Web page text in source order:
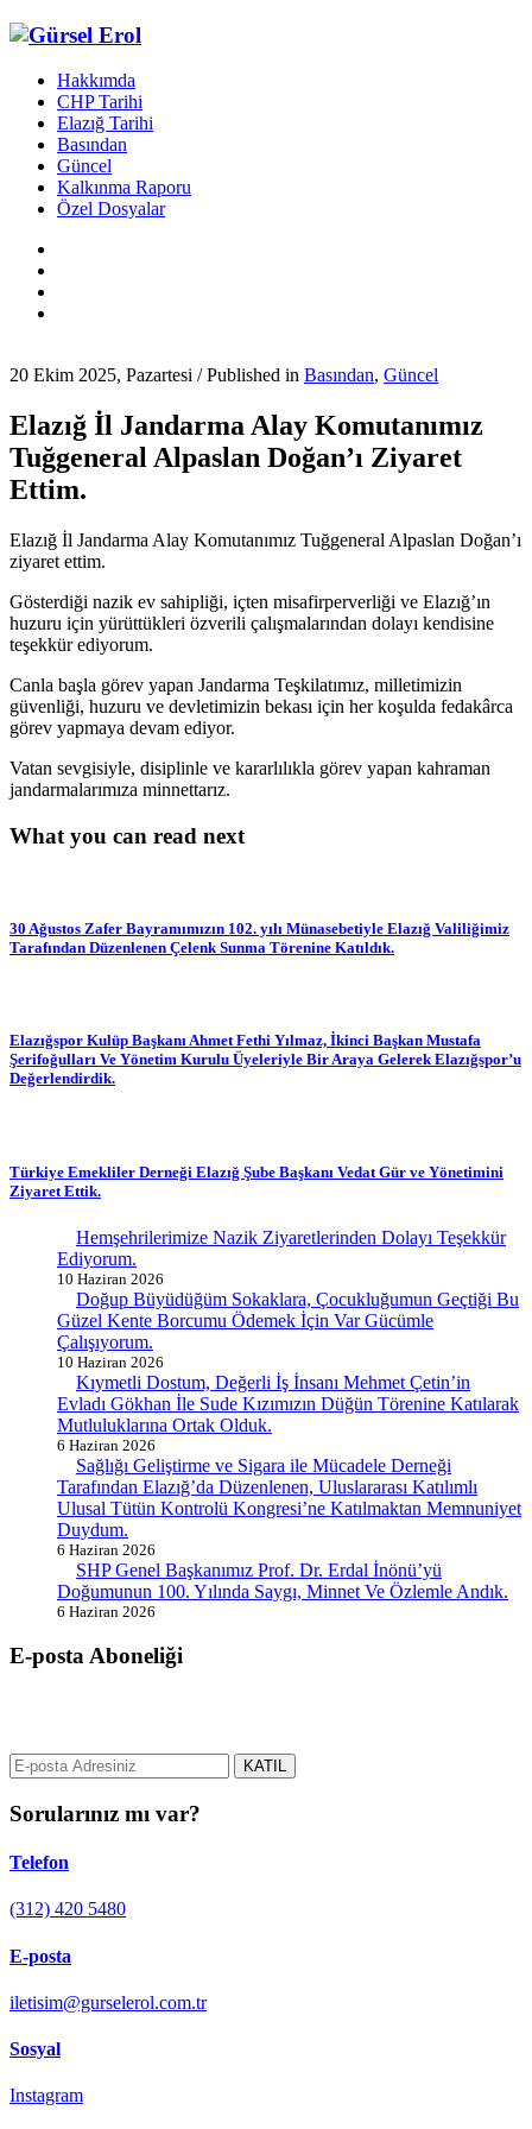
Hakkımda
CHP Tarihi
Elazığ Tarihi
Basından
Güncel
Kalkınma Raporu
Özel Dosyalar
20 Ekim 2025, Pazartesi /Published in Basından, Güncel
Elazığ İl Jandarma Alay Komutanımız
Tuğgeneral Alpaslan Doğan’ı Ziyaret
Ettim.
Elazığ İl Jandarma Alay Komutanımız Tuğgeneral Alpaslan Doğan’ı
ziyaret ettim.
Gösterdiği nazik ev sahipliği, içten misafirperverliği ve Elazığ’ın
huzuru için yürüttükleri özverili çalışmalarından dolayı kendisine
teşekkür ediyorum.
Canla başla görev yapan Jandarma Teşkilatımız, milletimizin
güvenliği, huzuru ve devletimizin bekası için her koşulda fedakârca
görev yapmaya devam ediyor.
Vatan sevgisiyle, disiplinle ve kararlılıkla görev yapan kahraman
jandarmalarımıza minnettarız.
What you can read next
30 Ağustos Zafer Bayramımızın 102. yılı Münasebetiyle Elazığ Valiliğimiz
Tarafından Düzenlenen Çelenk Sunma Törenine Katıldık.
Elazığspor Kulüp Başkanı Ahmet Fethi Yılmaz, İkinci Başkan Mustafa
Şerifoğulları Ve Yönetim Kurulu Üyeleriyle Bir Araya Gelerek Elazığspor’u
Değerlendirdik.
Türkiye Emekliler Derneği Elazığ Şube Başkanı Vedat Gür ve Yönetimini
Ziyaret Ettik.
Hemşehrilerimize Nazik Ziyaretlerinden Dolayı Teşekkür
Ediyorum.
10 Haziran 2026
Doğup Büyüdüğüm Sokaklara, Çocukluğumun Geçtiği Bu
Güzel Kente Borcumu Ödemek İçin Var Gücümle
Çalışıyorum.
10 Haziran 2026
Kıymetli Dostum, Değerli İş İnsanı Mehmet Çetin’in
Evladı Gökhan İle Sude Kızımızın Düğün Törenine Katılarak
Mutluluklarına Ortak Olduk.
6 Haziran 2026
Sağlığı Geliştirme ve Sigara ile Mücadele Derneği
Tarafından Elazığ’da Düzenlenen, Uluslararası Katılımlı
Ulusal Tütün Kontrolü Kongresi’ne Katılmaktan Memnuniyet
Duydum.
6 Haziran 2026
SHP Genel Başkanımız Prof. Dr. Erdal İnönü’yü
Doğumunun 100. Yılında Saygı, Minnet Ve Özlemle Andık.
6 Haziran 2026
E-posta Aboneliği
KATIL
Sorularınız mı var?
Telefon
(312) 420 5480
E-posta
iletisim@gurselerol.com.tr
Sosyal
Instagram